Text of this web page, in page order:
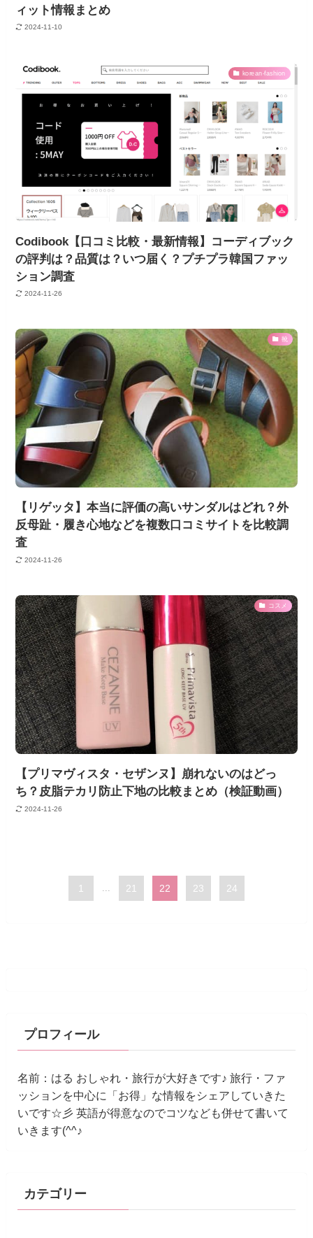
ィット情報まとめ
2024-11-10
korean-fashion
Codibook【口コミ比較・最新情報】コーディブック
の評判は？品質は？いつ届く？プチプラ韓国ファッ
ション調査
2024-11-26
靴
【リゲッタ】本当に評価の高いサンダルはどれ？外
反母趾・履き心地などを複数口コミサイトを比較調
査
2024-11-26
コスメ
【プリマヴィスタ・セザンヌ】崩れないのはどっ
ち？皮脂テカリ防止下地の比較まとめ（検証動画）
2024-11-26
1 21 22 23 24
プロフィール
名前：はる おしゃれ・旅行が大好きです♪ 旅行・ファ
ッションを中心に「お得」な情報をシェアしていきた
いです☆彡 英語が得意なのでコツなども併せて書いて
いきます(^^♪
カテゴリー